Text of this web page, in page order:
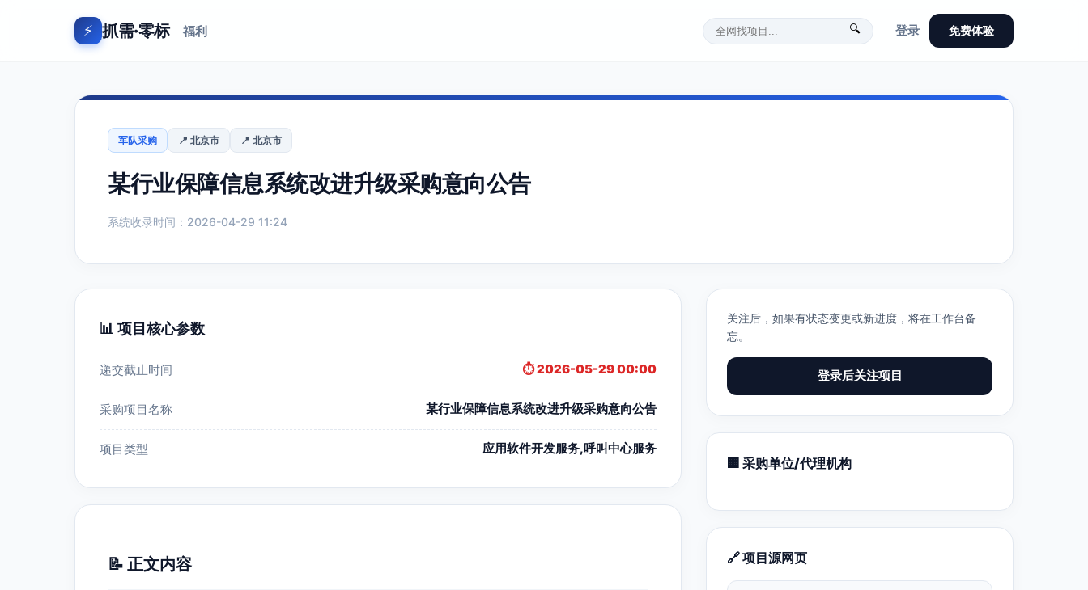
⚡ 抓需·零标 福利 🔍 登录 免费体验
军队采购 📍 北京市 📍 北京市
某行业保障信息系统改进升级采购意向公告
系统收录时间：2026-04-29 11:24
📊 项目核心参数
递交截止时间 ⏱️ 2026-05-29 00:00
采购项目名称 某行业保障信息系统改进升级采购意向公告
项目类型 应用软件开发服务,呼叫中心服务
📝 正文内容
关注后，如果有状态变更或新进度，将在工作台备
忘。
登录后关注项目
🏢 采购单位/代理机构
🔗 项目源网页